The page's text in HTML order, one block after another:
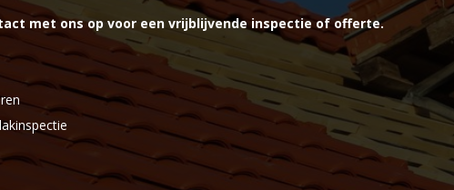
met ons op voor een vrijblijvende inspectie of offerte.